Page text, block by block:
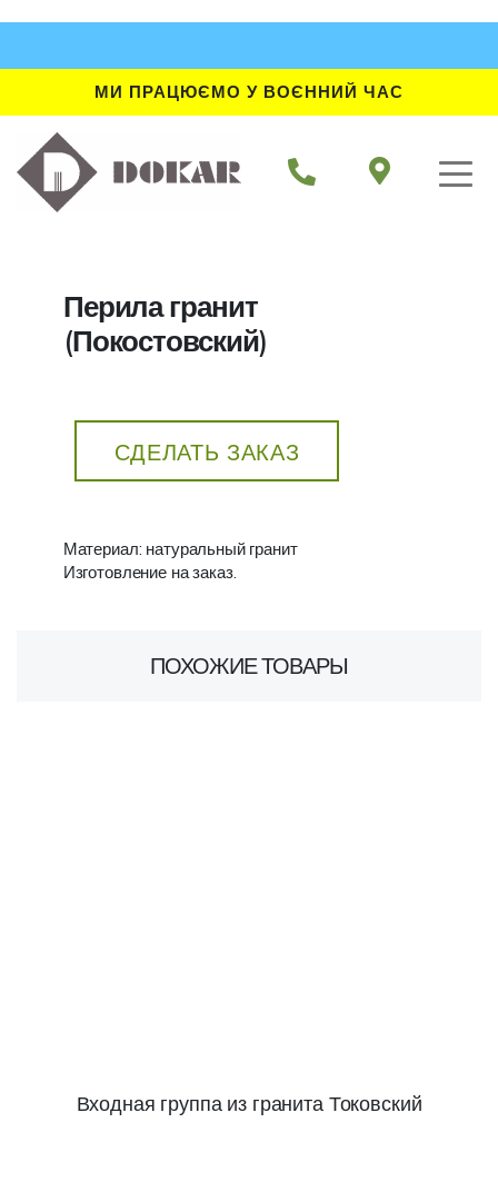
МИ ПРАЦЮЄМО У ВОЄННИЙ ЧАС
Перила гранит
(Покостовский)
СДЕЛАТЬ ЗАКАЗ
Материал: натуральный гранит
Изготовление на заказ.
ПОХОЖИЕ ТОВАРЫ
Входная группа из гранита Токовский